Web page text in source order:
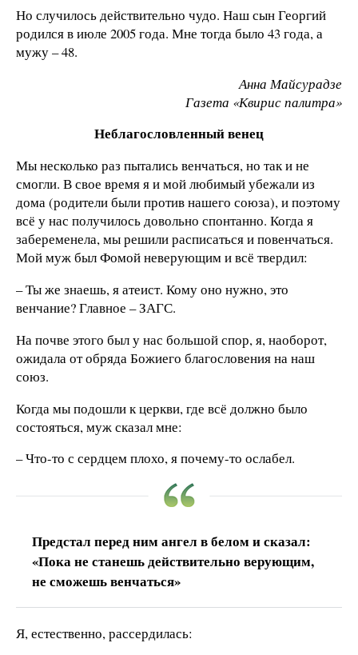
Но случилось действительно чудо. Наш сын Георгий
родился в июле 2005 года. Мне тогда было 43 года, а
мужу – 48.
Анна Майсурадзе
Газета «Квирис палитра»
Неблагословленный венец
Мы несколько раз пытались венчаться, но так и не
смогли. В свое время я и мой любимый убежали из
дома (родители были против нашего союза), и поэтому
всё у нас получилось довольно спонтанно. Когда я
забеременела, мы решили расписаться и повенчаться.
Мой муж был Фомой неверующим и всё твердил:
– Ты же знаешь, я атеист. Кому оно нужно, это
венчание? Главное – ЗАГС.
На почве этого был у нас большой спор, я, наоборот,
ожидала от обряда Божиего благословения на наш
союз.
Когда мы подошли к церкви, где всё должно было
состояться, муж сказал мне:
– Что-то с сердцем плохо, я почему-то ослабел.
Предстал перед ним ангел в белом и сказал:
«Пока не станешь действительно верующим,
не сможешь венчаться»
Я, естественно, рассердилась: